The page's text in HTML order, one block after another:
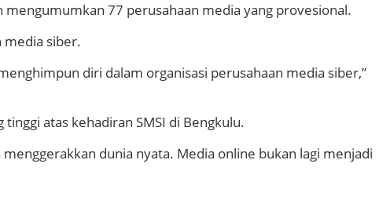
mengumumkan 77 perusahaan media yang provesional.
media siber.
diri dalam organisasi perusahaan media siber,”
atas kehadiran SMSI di Bengkulu.
dunia nyata. Media online bukan lagi menjadi